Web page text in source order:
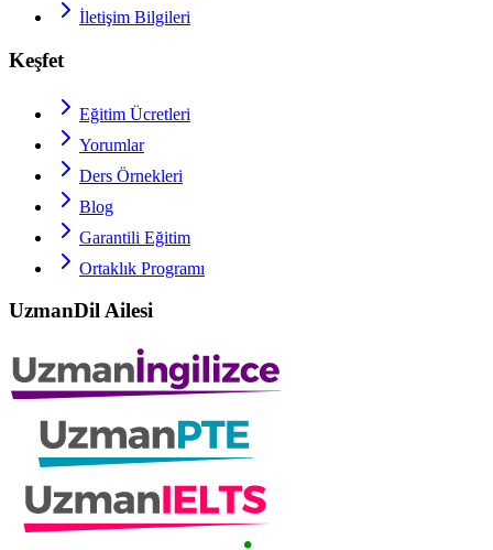
İletişim Bilgileri
Keşfet
Eğitim Ücretleri
Yorumlar
Ders Örnekleri
Blog
Garantili Eğitim
Ortaklık Programı
UzmanDil Ailesi